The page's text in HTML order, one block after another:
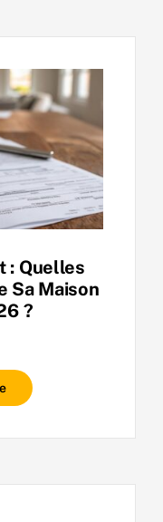
: Quelles
Sa Maison
?